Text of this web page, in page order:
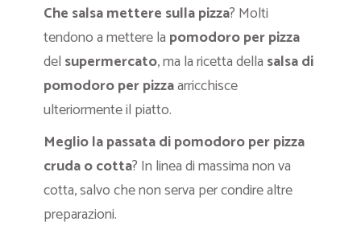
Che salsa mettere sulla pizza? Molti
tendono a mettere la pomodoro per pizza
del supermercato, ma la ricetta della salsa di
pomodoro per pizzaarricchisce
ulteriormente il piatto.
Meglio la passata di pomodoro per pizza
cruda o cotta? In linea di massima non va
cotta, salvo che non serva per condire altre
preparazioni.